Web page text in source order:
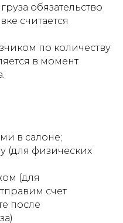
обязательство
считается
по количеству
в момент
в салоне;
(для физических
(для
счет
после